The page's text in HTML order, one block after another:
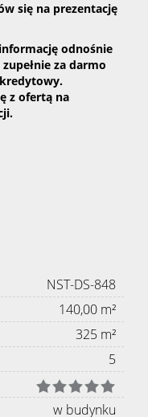
się na prezentację
odnośnie
za darmo
z ofertą na
NST-DS-848
140,00 m²
325 m²
5
w budynku